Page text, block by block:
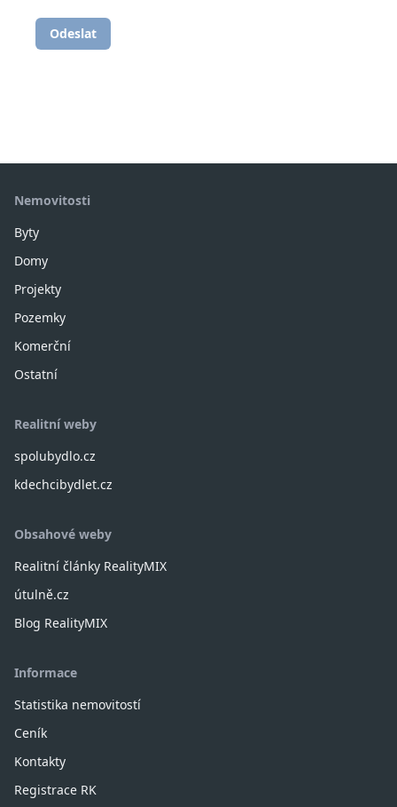
Odeslat
Nemovitosti
Byty
Domy
Projekty
Pozemky
Komerční
Ostatní
Realitní weby
spolubydlo.cz
kdechcibydlet.cz
Obsahové weby
Realitní články RealityMIX
útulně.cz
Blog RealityMIX
Informace
Statistika nemovitostí
Ceník
Kontakty
Registrace RK